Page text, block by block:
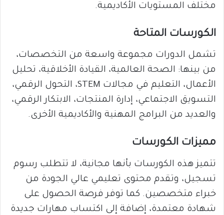
مختلف المستويات الأكاديمية.
الكورسات المتاحة
تشمل الدورات مجموعة واسعة من التخصصات،
من بينها: الصحة العالمية، القيادة الأخلاقية، تحليل
الأعمال، التعليم في مجالات STEM، التحول الرقمي،
التسويق الاجتماعي، إدارة المنتجات، الابتكار الرقمي،
والعديد من البرامج المهنية والأكاديمية الأخرى.
مميزات الكورسات
تتميز هذه الكورسات بأنها مجانية، لا تتطلب رسوم
تسجيل، وتقدم محتوى تعليمي عالي الجودة من
خبراء متخصصين. كما توفر فرصة الحصول على
شهادة معتمدة، إضافة إلى اكتساب مهارات جديدة